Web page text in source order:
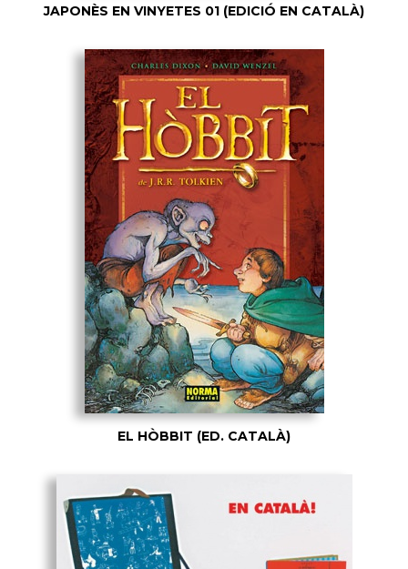
JAPONÈS EN VINYETES 01 (EDICIÓ EN CATALÀ)
EL HÒBBIT (ED. CATALÀ)